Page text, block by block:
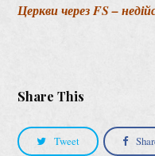
Церкви через FS –
Share This
Tweet